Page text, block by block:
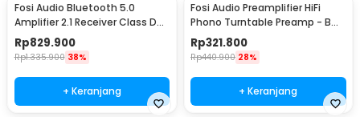
Fosi Audio Bluetooth 5.0
Amplifier 2.1 Receiver Class D
2x160W - BL20C
Rp829.900
Rp1.335.900 38%
+ Keranjang
Fosi Audio Preamplifier HiFi
Phono Turntable Preamp - BOX
X1
Rp321.800
Rp440.900 28%
+ Keranjang